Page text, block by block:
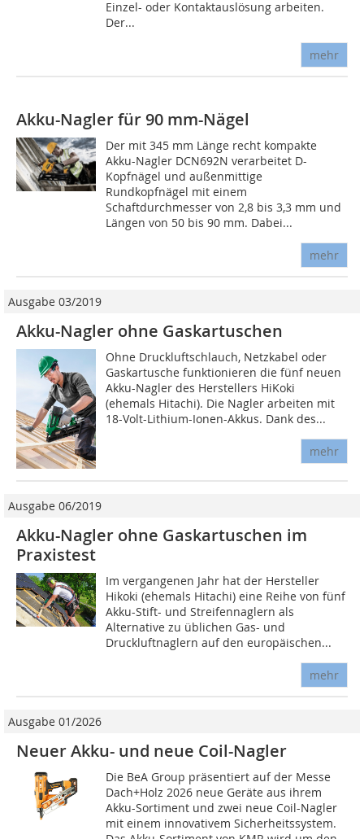
Einzel- oder Kontaktauslösung arbeiten.
Der...
mehr
Akku-Nagler für 90 mm-Nägel
Der mit 345 mm Länge recht kompakte
Akku-Nagler DCN692N verarbeitet D-
Kopfnägel und außenmittige
Rundkopfnägel mit einem
Schaftdurchmesser von 2,8 bis 3,3 mm und
Längen von 50 bis 90 mm. Dabei...
mehr
Ausgabe 03/2019
Akku-Nagler ohne ­Gaskartuschen
Ohne Druckluftschlauch, Netzkabel oder
Gaskartusche funktionieren die fünf neuen
Akku-Nagler des Herstellers HiKoki
(ehemals Hitachi). Die Nagler arbeiten mit
18-Volt-Lithium-Io­nen-Akkus. Dank des...
mehr
Ausgabe 06/2019
Akku-Nagler ohne Gaskartuschen im
Praxistest
Im vergangenen Jahr hat der Hersteller
Hikoki (ehemals Hitachi) eine Reihe von fünf
Akku-Stift- und Streifennaglern als
Alternative zu üblichen Gas- und
Druckluftnaglern auf den europäischen...
mehr
Ausgabe 01/2026
Neuer Akku- und neue Coil-Nagler
Die BeA Group präsentiert auf der Messe
Dach+Holz 2026 neue Geräte aus ihrem
Akku-Sortiment und zwei neue Coil-Nagler
mit einem innovativem Sicherheitssystem.